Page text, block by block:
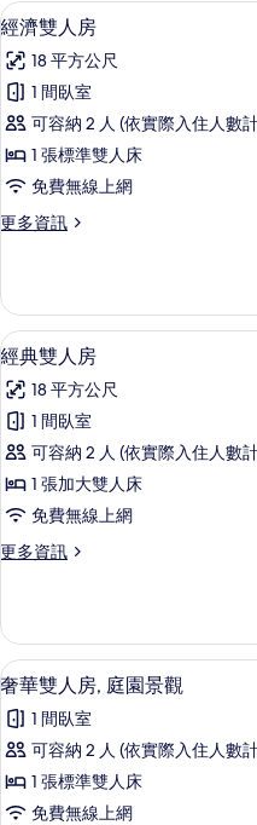
顯
示
經
濟
雙
人
的
有
相
片
10
經濟雙人房
18 平方公尺
1 間臥室
可容納 2 人 (依實際入住人數
1 張標準雙人床
免費無線上網
更多資訊
更
雙
人
房
詳
情
顯
示
經
典
雙
人
的
有
相
片
11
經典雙人房
18 平方公尺
1 間臥室
可容納 2 人 (依實際入住人數
1 張加大雙人床
免費無線上網
更多資訊
更
雙
人
房
詳
情
顯
示
奢
華
雙
11
奢華雙人房, 庭園景觀
1 間臥室
可容納 2 人 (依實際入住人數
1 張標準雙人床
免費無線上網